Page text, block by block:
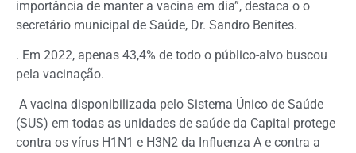
importância de manter a vacina em dia”, destaca o o
secretário municipal de Saúde, Dr. Sandro Benites.
. Em 2022, apenas 43,4% de todo o público-alvo buscou
pela vacinação.
A vacina disponibilizada pelo Sistema Único de Saúde
(SUS) em todas as unidades de saúde da Capital protege
contra os vírus H1N1 e H3N2 da Influenza A e contra a